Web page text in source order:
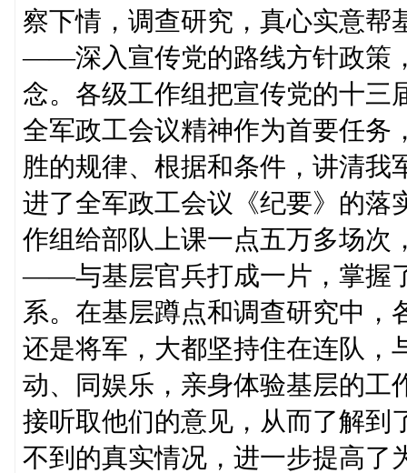
察下情，调查研究，真心实意帮
——深入宣传党的路线方针政策
念。各级工作组把宣传党的十三
全军政工会议精神作为首要任务
胜的规律、根据和条件，讲清我
进了全军政工会议《纪要》的落
作组给部队上课一点五万多场次
——与基层官兵打成一片，掌握
系。在基层蹲点和调查研究中，
还是将军，大都坚持住在连队，
动、同娱乐，亲身体验基层的工
接听取他们的意见，从而了解到
不到的真实情况，进一步提高了